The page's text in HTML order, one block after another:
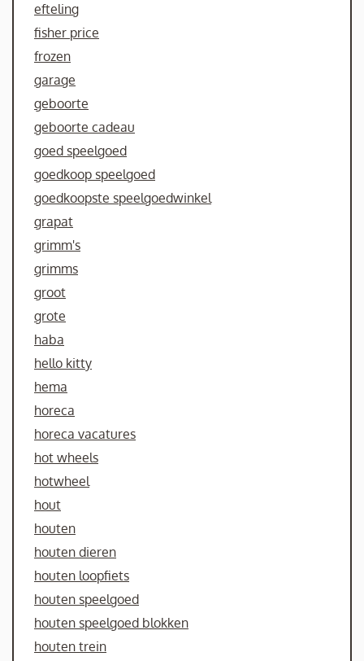
efteling
fisher price
frozen
garage
geboorte
geboorte cadeau
goed speelgoed
goedkoop speelgoed
goedkoopste speelgoedwinkel
grapat
grimm's
grimms
groot
grote
haba
hello kitty
hema
horeca
horeca vacatures
hot wheels
hotwheel
hout
houten
houten dieren
houten loopfiets
houten speelgoed
houten speelgoed blokken
houten trein